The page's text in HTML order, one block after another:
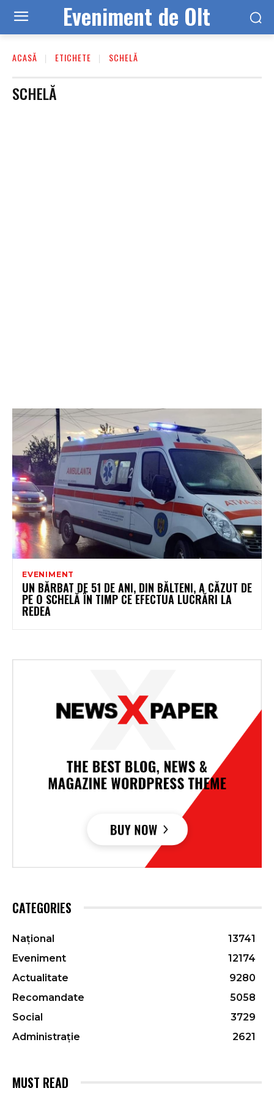
Eveniment de Olt
ACASĂ ETICHETE SCHELĂ
SCHELĂ
EVENIMENT
UN BĂRBAT DE 51 DE ANI, DIN BĂLTENI, A CĂZUT DE
PE O SCHELĂ ÎN TIMP CE EFECTUA LUCRĂRI LA
REDEA
CATEGORIES
Național
13741
Eveniment
12174
Actualitate
9280
Recomandate
5058
Social
3729
Administrație
2621
MUST READ